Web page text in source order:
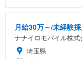
月給30万～/未経験
ナナイロモバイル株式
埼玉県